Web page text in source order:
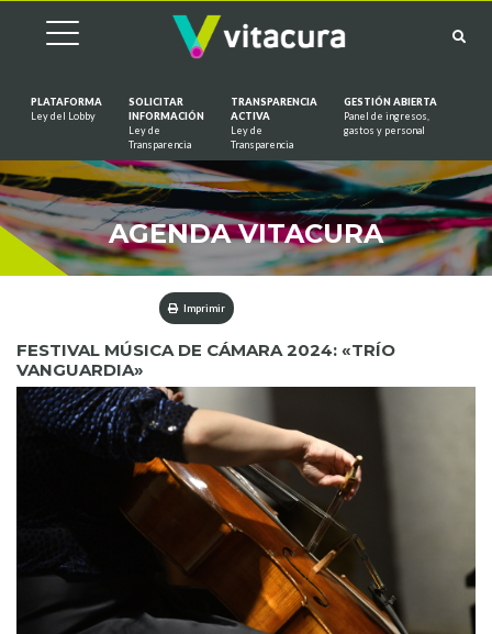
PLATAFORMA
Ley del Lobby
SOLICITAR
INFORMACIÓN
Ley de
Transparencia
TRANSPARENCIA
ACTIVA
Ley de
Transparencia
GESTIÓN ABIERTA
Panel de ingresos,
gastos y personal
AGENDA VITACURA
Imprimir
FESTIVAL MÚSICA DE CÁMARA 2024: «TRÍO
VANGUARDIA»